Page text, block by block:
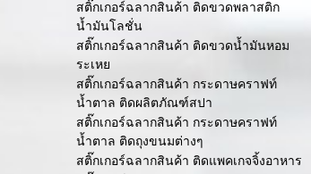
สติ๊กเกอร์ฉลากสินค้า ติดขวดพลาสติก
น้ำมันโลชั่น
สติ๊กเกอร์ฉลากสินค้า ติดขวดน้ำมันหอม
ระเหย
สติ๊กเกอร์ฉลากสินค้า กระดาษคราฟท์
น้ำตาล ติดผลิตภัณฑ์สปา
สติ๊กเกอร์ฉลากสินค้า กระดาษคราฟท์
น้ำตาล ติดถุงขนมต่างๆ
สติ๊กเกอร์ฉลากสินค้า ติดแพคเกจจิ้งอาหาร